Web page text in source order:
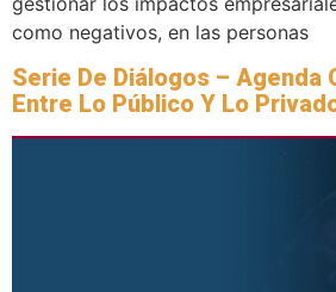
como negativos, en las personas
Serie De Diálogos – Agenda
Entre Lo Público Y Lo